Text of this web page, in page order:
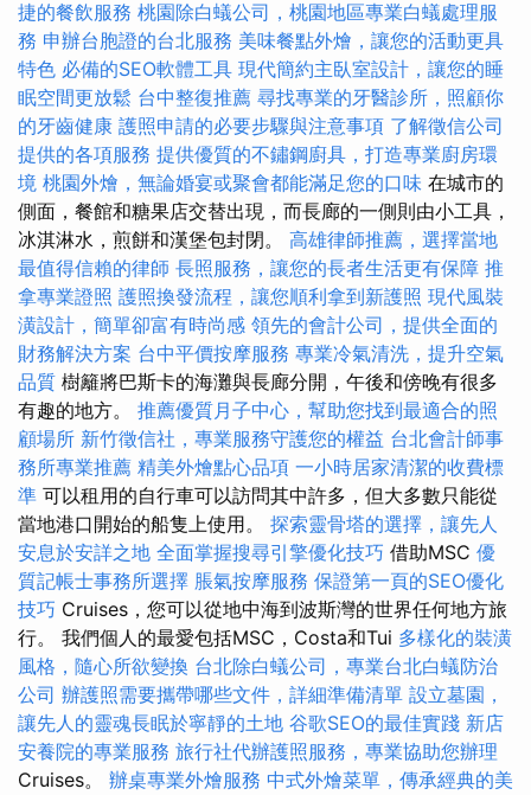
捷的餐飲服務 桃園除白蟻公司，桃園地區專業白蟻處理服
務 申辦台胞證的台北服務 美味餐點外燴，讓您的活動更具
特色 必備的SEO軟體工具 現代簡約主臥室設計，讓您的睡
眠空間更放鬆 台中整復推薦 尋找專業的牙醫診所，照顧你
的牙齒健康 護照申請的必要步驟與注意事項 了解徵信公司
提供的各項服務 提供優質的不鏽鋼廚具，打造專業廚房環
境 桃園外燴，無論婚宴或聚會都能滿足您的口味 在城市的
側面，餐館和糖果店交替出現，而長廊的一側則由小工具，
冰淇淋水，煎餅和漢堡包封閉。 高雄律師推薦，選擇當地
最值得信賴的律師 長照服務，讓您的長者生活更有保障 推
拿專業證照 護照換發流程，讓您順利拿到新護照 現代風裝
潢設計，簡單卻富有時尚感 領先的會計公司，提供全面的
財務解決方案 台中平價按摩服務 專業冷氣清洗，提升空氣
品質 樹籬將巴斯卡的海灘與長廊分開，午後和傍晚有很多
有趣的地方。 推薦優質月子中心，幫助您找到最適合的照
顧場所 新竹徵信社，專業服務守護您的權益 台北會計師事
務所專業推薦 精美外燴點心品項 一小時居家清潔的收費標
準 可以租用的自行車可以訪問其中許多，但大多數只能從
當地港口開始的船隻上使用。 探索靈骨塔的選擇，讓先人
安息於安詳之地 全面掌握搜尋引擎優化技巧 借助MSC 優
質記帳士事務所選擇 脹氣按摩服務 保證第一頁的SEO優化
技巧 Cruises，您可以從地中海到波斯灣的世界任何地方旅
行。 我們個人的最愛包括MSC，Costa和Tui 多樣化的裝潢
風格，隨心所欲變換 台北除白蟻公司，專業台北白蟻防治
公司 辦護照需要攜帶哪些文件，詳細準備清單 設立墓園，
讓先人的靈魂長眠於寧靜的土地 谷歌SEO的最佳實踐 新店
安養院的專業服務 旅行社代辦護照服務，專業協助您辦理
Cruises。 辦桌專業外燴服務 中式外燴菜單，傳承經典的美